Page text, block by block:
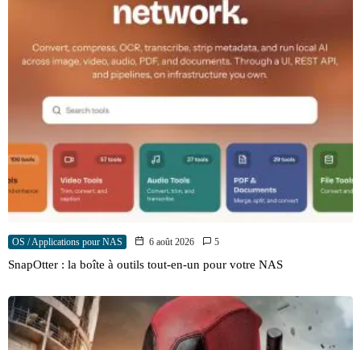
OS / Applications pour NAS 6 août 2026 5
SnapOtter : la boîte à outils tout-en-un pour votre NAS